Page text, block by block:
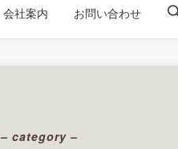
会社案内 お問い合わせ
– category –